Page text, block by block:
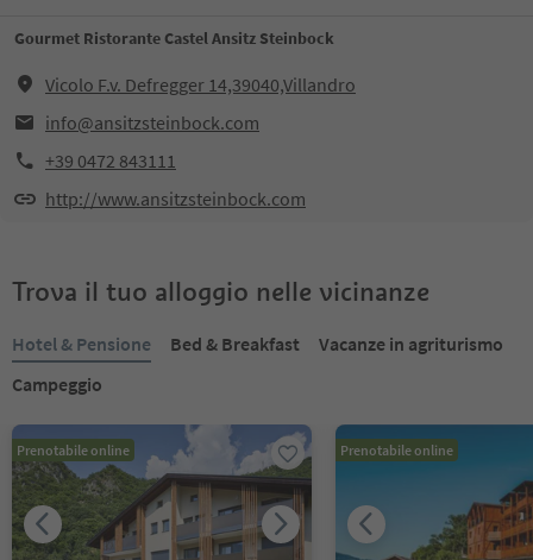
Gourmet Ristorante Castel Ansitz Steinbock
Vicolo F.v. Defregger 14,39040,Villandro
info@ansitzsteinbock.com
+39 0472 843111
http://www.ansitzsteinbock.com
Trova il tuo alloggio nelle vicinanze
Hotel & Pensione Bed & Breakfast
Vacanze in agriturismo
Campeggio
Prenotabile online Prenotabile online